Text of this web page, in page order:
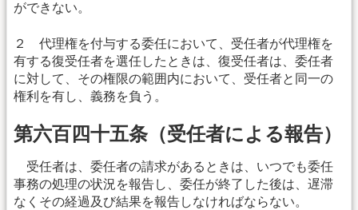
ができない。
２ 代理権を付与する委任において、受任者が代理権を
有する復受任者を選任したときは、復受任者は、委任者
に対して、その権限の範囲内において、受任者と同一の
権利を有し、義務を負う。
第六百四十五条（受任者による報告）
受任者は、委任者の請求があるときは、いつでも委任
事務の処理の状況を報告し、委任が終了した後は、遅滞
なくその経過及び結果を報告しなければならない。